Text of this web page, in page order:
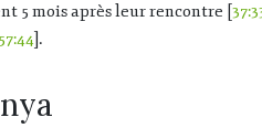
5 mois après leur rencontre [
57:44].